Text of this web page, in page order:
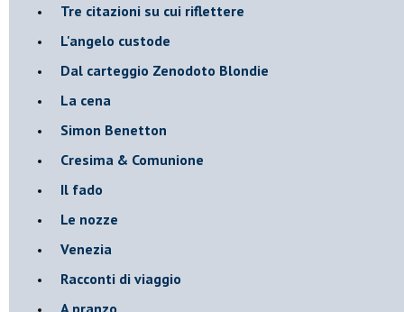
Tre citazioni su cui riflettere
L'angelo custode
Dal carteggio Zenodoto Blondie
La cena
Simon Benetton
Cresima & Comunione
Il fado
Le nozze
Venezia
Racconti di viaggio
A pranzo